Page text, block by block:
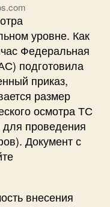
уровне. Как
Федеральная
подготовила
приказ,
размер
осмотра ТС
для проведения
Документ с
внесения